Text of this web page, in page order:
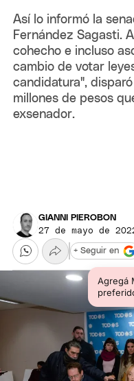
Así lo informó la
Fernández Sagasti.
cohecho e incluso
cambio de votar
candidatura",
millones de pesos
exsenador.
GIANNI PIEROBON
27 de mayo de
Agregá
+ Seguir en